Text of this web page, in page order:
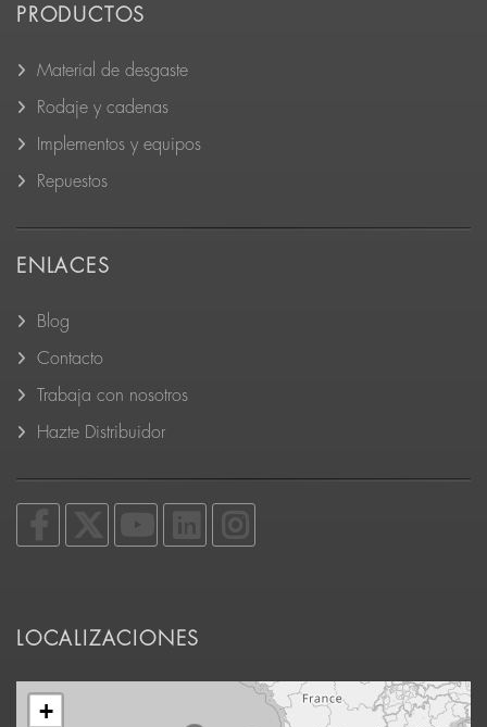
PRODUCTOS
Material de desgaste
Rodaje y cadenas
Implementos y equipos
Repuestos
ENLACES
Blog
Contacto
Trabaja con nosotros
Hazte Distribuidor
LOCALIZACIONES
+